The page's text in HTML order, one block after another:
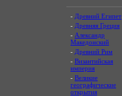
- Древний Египет
- Древняя Греция
- Александр
Македонский
- Древний Рим
- Византийская
империя
- Великие
географические
открытия